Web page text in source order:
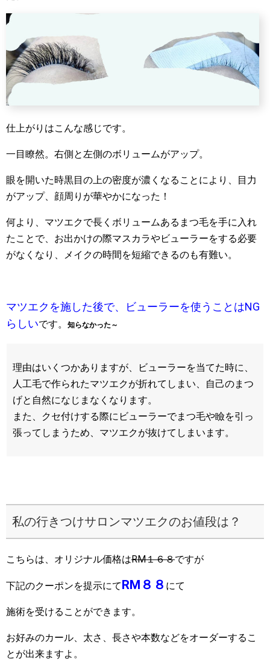
仕上がりはこんな感じです。
一目瞭然。右側と左側のボリュームがアップ。
眼を開いた時黒目の上の密度が濃くなることにより、目力
がアップ、顔周りが華やかになった！
何より、マツエクで長くボリュームあるまつ毛を手に入れ
たことで、お出かけの際マスカラやビューラーをする必要
がなくなり、メイクの時間を短縮できるのも有難い。
マツエクを施した後で、ビューラーを使うことはNG
らしいです。 知らなかった～
理由はいくつかありますが、ビューラーを当てた時に、
人工毛で作られたマツエクが折れてしまい、自己のまつ
げと自然になじまなくなります。
また、クセ付けする際にビューラーでまつ毛や瞼を引っ
張ってしまうため、マツエクが抜けてしまいます。
私の行きつけサロンマツエクのお値段は？
こちらは、オリジナル価格はRM１６８ですが
下記のクーポンを提示にてRM８８ にて
施術を受けることができます。
お好みのカール、太さ、長さや本数などをオーダーするこ
とが出来ますよ。